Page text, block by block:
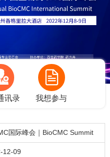
讯录 我想参与
国际峰会｜BioCMC Summit
12-09